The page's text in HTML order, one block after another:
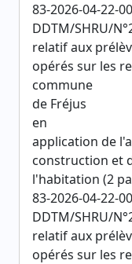
83-2026-04-22-
DDTM/SHRU/
relatif aux
opérés sur les
commune
de Fréjus
en
application de
construction et
l'habitation (2
83-2026-04-22-
DDTM/SHRU/
relatif aux
opérés sur les